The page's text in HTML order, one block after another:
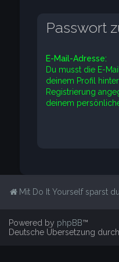
Passwort
E-Mail-Adresse:
Du musst die E-
deinem Profil
Registrierung
deinem
Mit Do It Yourself sparst
Powered by phpBB™
Deutsche Übersetzung durch